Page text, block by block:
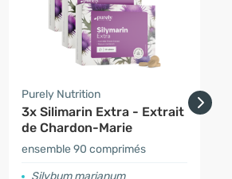
Purely Nutrition
3x Silimarin Extra - Extrait
de Chardon-Marie
ensemble 90 comprimés
Silybum marianum